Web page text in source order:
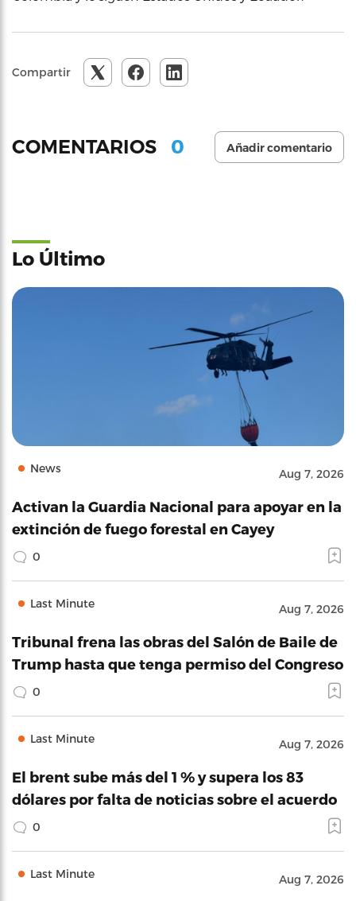
Compartir
COMENTARIOS 0 Añadir comentario
Lo Último
News Aug 7, 2026
Activan la Guardia Nacional para apoyar en la
extinción de fuego forestal en Cayey
0
Last Minute Aug 7, 2026
Tribunal frena las obras del Salón de Baile de
Trump hasta que tenga permiso del Congreso
0
Last Minute Aug 7, 2026
El brent sube más del 1 % y supera los 83
dólares por falta de noticias sobre el acuerdo
0
Last Minute Aug 7, 2026